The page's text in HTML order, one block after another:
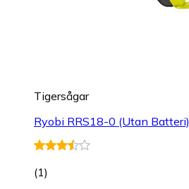
Tigersågar
Ryobi RRS18-0 (Utan Batteri)
(1)